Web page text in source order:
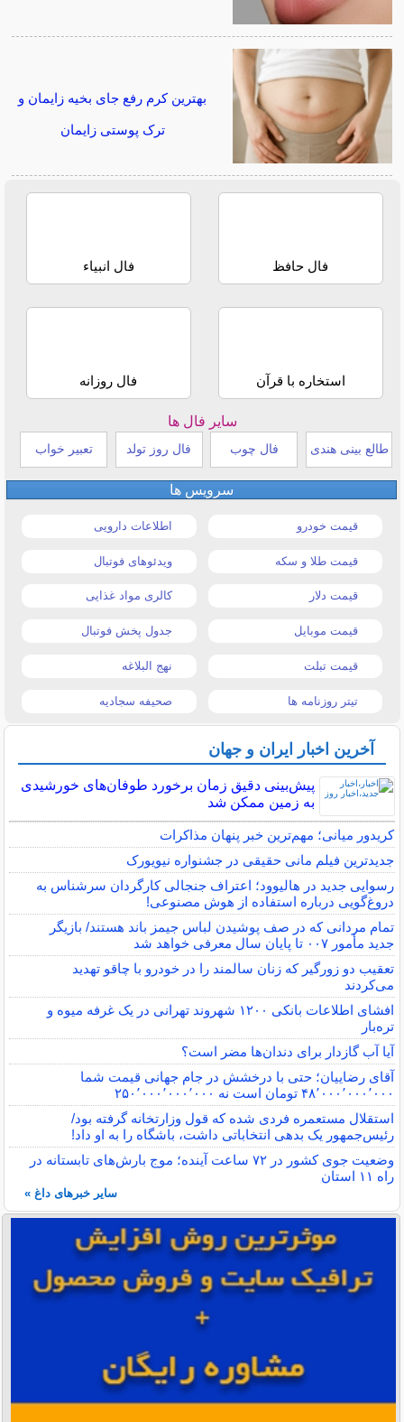
بهترین کرم رفع جای بخیه زایمان و
ترک پوستی زایمان
فال حافظ فال انبیاء
استخاره با قرآن فال روزانه
سایر فال ها
طالع بینی هندی فال چوب فال روز تولد تعبیر خواب
سرویس ها
قیمت خودرو اطلاعات دارویی
قیمت طلا و سکه ویدئوهای فوتبال
قیمت دلار کالری مواد غذایی
قیمت موبایل جدول پخش فوتبال
قیمت تبلت نهج البلاغه
تیتر روزنامه ها صحیفه سجادیه
آخرین اخبار ایران و جهان
پیش‌بینی دقیق زمان برخورد طوفان‌های خورشیدی
به زمین ممکن شد
کریدور میانی؛ مهم‌ترین خبر پنهان مذاکرات
جدیدترین فیلم مانی حقیقی در جشنواره نیویورک
رسوایی جدید در هالیوود؛ اعتراف جنجالی کارگردان سرشناس به
دروغ‌گویی درباره استفاده از هوش مصنوعی!
تمام مردانی که در صف پوشیدن لباس جیمز باند هستند/ بازیگر
جدید مأمور ۰۰۷ تا پایان سال معرفی خواهد شد
تعقیب دو زورگیر که زنان سالمند را در خودرو با چاقو تهدید
می‌کردند
افشای اطلاعات بانکی ۱۲۰۰ شهروند تهرانی در یک غرفه میوه و
تره‌بار
آیا آب گازدار برای دندان‌ها مضر است؟
آقای رضاییان؛ حتی با درخشش در جام جهانی قیمت شما
۴۸٬۰۰۰٬۰۰۰٬۰۰۰ تومان است نه ۲۵۰٬۰۰۰٬۰۰۰٬۰۰۰
استقلال مستعمره فردی شده که قول وزارتخانه گرفته بود/
رئیس‌جمهور یک بدهی انتخاباتی داشت، باشگاه را به او داد!
وضعیت جوی کشور در ۷۲ ساعت آینده؛ موج بارش‌های تابستانه در
راه ۱۱ استان
سایر خبرهای داغ »